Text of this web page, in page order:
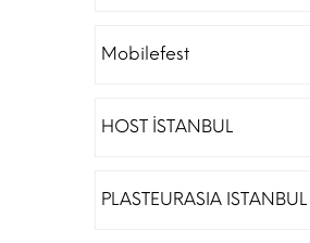
Mobilefest
HOST İSTANBUL
PLASTEURASIA ISTANBUL